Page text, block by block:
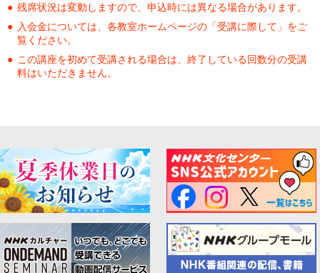
残席状況は変動しますので、申込時には異なる場合があります。
入会金については、各教室ホームページの「受講に際して」をご
覧ください。
この講座を初めて受講される場合は、終了している回数分の受講
料はいただきません。